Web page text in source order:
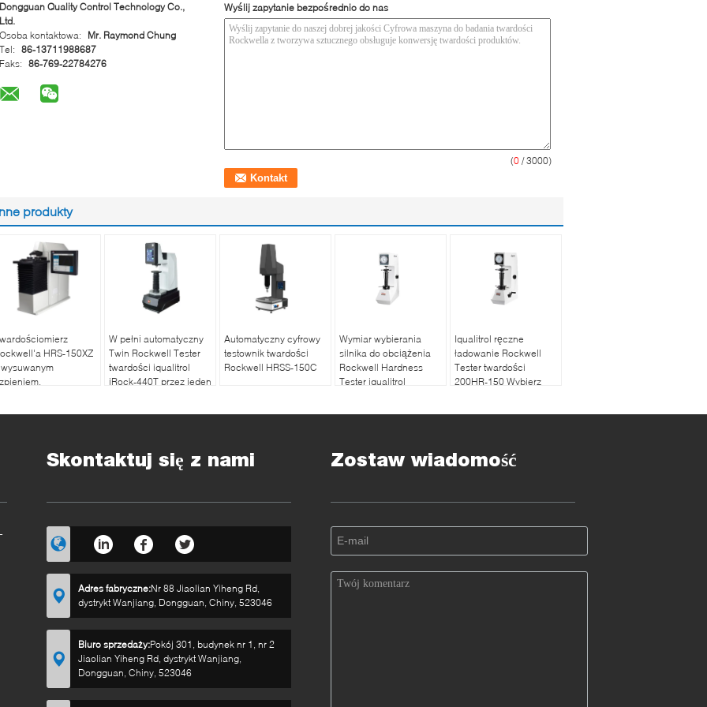
Dongguan Quality Control Technology Co.,
Ltd.
Osoba kontaktowa:
Mr. Raymond Chung
Tel: 86-13711988687
Faks: 86-769-22784276
Wyślij zapytanie bezpośrednio do nas
(0 / 3000)
produkty
HRS-150XZ
W pełni automatyczny
Twin Rockwell Tester
twardości iqualitrol
iRock-440T przez jeden
Automatyczny cyfrowy
testownik twardości
Rockwell HRSS-150C
Wymiar wybierania
silnika do obciążenia
Rockwell Hardness
Tester iqualitrol
Iqualitrol ręczne
ładowanie Rockwell
Tester twardości
200HR-150 Wybierz
Skontaktuj się z nami
Adres fabryczne:Nr 88 Jiaolian Yiheng Rd,
dystrykt Wanjiang, Dongguan, Chiny, 523046
Biuro sprzedaży:Pokój 301, budynek nr 1, nr 2
Jiaolian Yiheng Rd, dystrykt Wanjiang,
Dongguan, Chiny, 523046
Zostaw wiadomość